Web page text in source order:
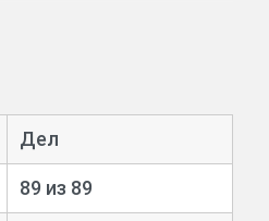
(
Дел
89 из 89